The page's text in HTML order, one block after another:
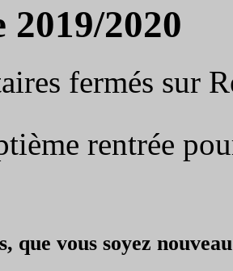
2019/2020
fermés sur
rentrée
que vous soyez